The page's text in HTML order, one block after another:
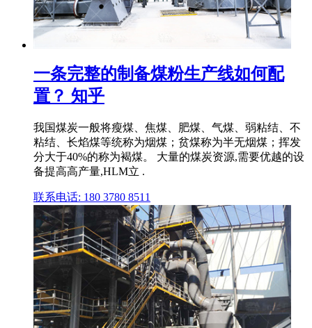
一条完整的制备煤粉生产线如何配
置？ 知乎
我国煤炭一般将瘦煤、焦煤、肥煤、气煤、弱粘结、不
粘结、长焰煤等统称为烟煤；贫煤称为半无烟煤；挥发
分大于40%的称为褐煤。 大量的煤炭资源,需要优越的设
备提高高产量,HLM立 .
联系电话: 180 3780 8511